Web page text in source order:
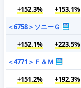
+152.3%
+153.1%
＜6758＞ソニーＧ
+152.1%
+223.5%
＜4771＞Ｆ＆Ｍ
+151.2%
+192.3%